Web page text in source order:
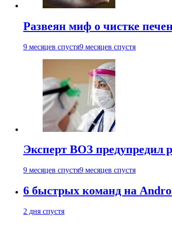
Развеян миф о чистке
9 месяцев спустя9 месяцев спустя
Эксперт ВОЗ предупредил
9 месяцев спустя9 месяцев спустя
6 быстрых команд на
2 дня спустя